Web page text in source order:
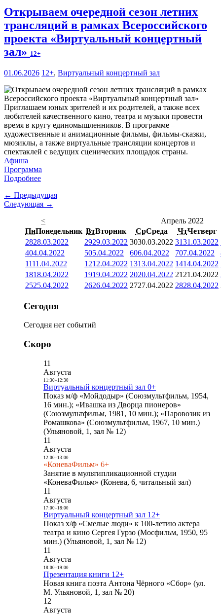
Открываем очередной сезон летних
трансляций в рамках Всероссийского
проекта «Виртуальный концертный
зал» 12+
01.06.2026 12+, Виртуальный концертный зал
Приглашаем юных зрителей и их родителей, а также всех
любителей качественного кино, театра и музыки провести
время в кругу единомышленников. В программе –
художественные и анимационные фильмы, фильмы-сказки,
мюзиклы, а также виртуальные трансляции концертов и
спектаклей с ведущих сценических площадок страны.
Афиша
Программа
Подробнее
← Предыдущая
Следующая →
<
Апрель 2022
ПнПонедельник ВтВторник СрСреда ЧтЧетверг
2828.03.2022 2929.03.2022 3030.03.2022 3131.03.2022
404.04.2022 505.04.2022 606.04.2022 707.04.2022
1111.04.2022 1212.04.2022 1313.04.2022 1414.04.2022
1818.04.2022 1919.04.2022 2020.04.2022 21 21.04.2022
2525.04.2022 2626.04.2022 2727.04.2022 2828.04.2022
Сегодня
Сегодня нет событий
Скоро
11
Августа
11:30- 12:30
Виртуальный концертный зал 0+
Показ м/ф «Мойдодыр» (Союзмультфильм, 1954,
16 мин.); «Ивашка из Дворца пионеров»
(Союзмультфильм, 1981, 10 мин.); «Паровозик из
Ромашкова» (Союзмультфильм, 1967, 10 мин.)
(Ульяновой, 1, зал № 12)
11
Августа
12:00- 13:00
«КоневаФильм» 6+
Занятие в мультипликационной студии
«КоневаФильм» (Конева, 6, читальный зал)
11
Августа
17:00- 18:00
Виртуальный концертный зал 12+
Показ х/ф «Смелые люди» к 100-летию актера
театра и кино Сергея Гурзо (Мосфильм, 1950, 95
мин.) (Ульяновой, 1, зал № 12)
11
Августа
18:00- 19:00
Презентация книги 12+
Новая книга поэта Антона Чёрного «Сбор» (ул.
М. Ульяновой, 1, зал № 20)
12
Августа